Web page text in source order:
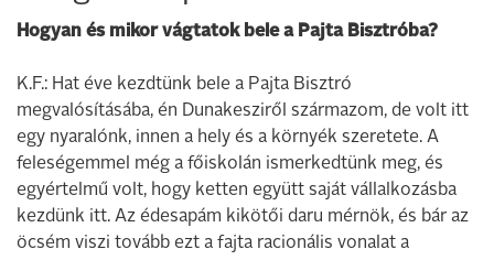
Hogyan és mikor vágtatok bele a Pajta Bisztróba?
K.F.: Hat éve kezdtünk bele a Pajta Bisztró
megvalósításába, én Dunakesziről származom, de volt itt
egy nyaralónk, innen a hely és a környék szeretete. A
feleségemmel még a főiskolán ismerkedtünk meg, és
egyértelmű volt, hogy ketten együtt saját vállalkozásba
kezdünk itt. Az édesapám kikötői daru mérnök, és bár az
öcsém viszi tovább ezt a fajta racionális vonalat a